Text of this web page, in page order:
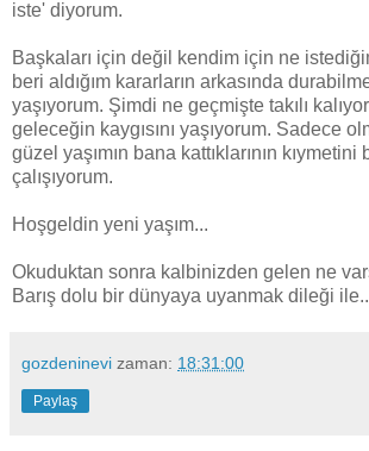
iste' diyorum.
Başkaları için değil kendim için ne
beri aldığım kararların arkasında
yaşıyorum. Şimdi ne geçmişte takılı
geleceğin kaygısını yaşıyorum. Sadece
güzel yaşımın bana kattıklarının kıymetini
çalışıyorum.
Hoşgeldin yeni yaşım...
Okuduktan sonra kalbinizden gelen ne
Barış dolu bir dünyaya uyanmak dileği
gozdeninevi zaman: 18:31:00
Paylaş